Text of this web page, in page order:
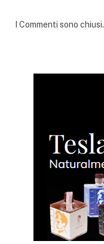
I Commenti sono chiusi.